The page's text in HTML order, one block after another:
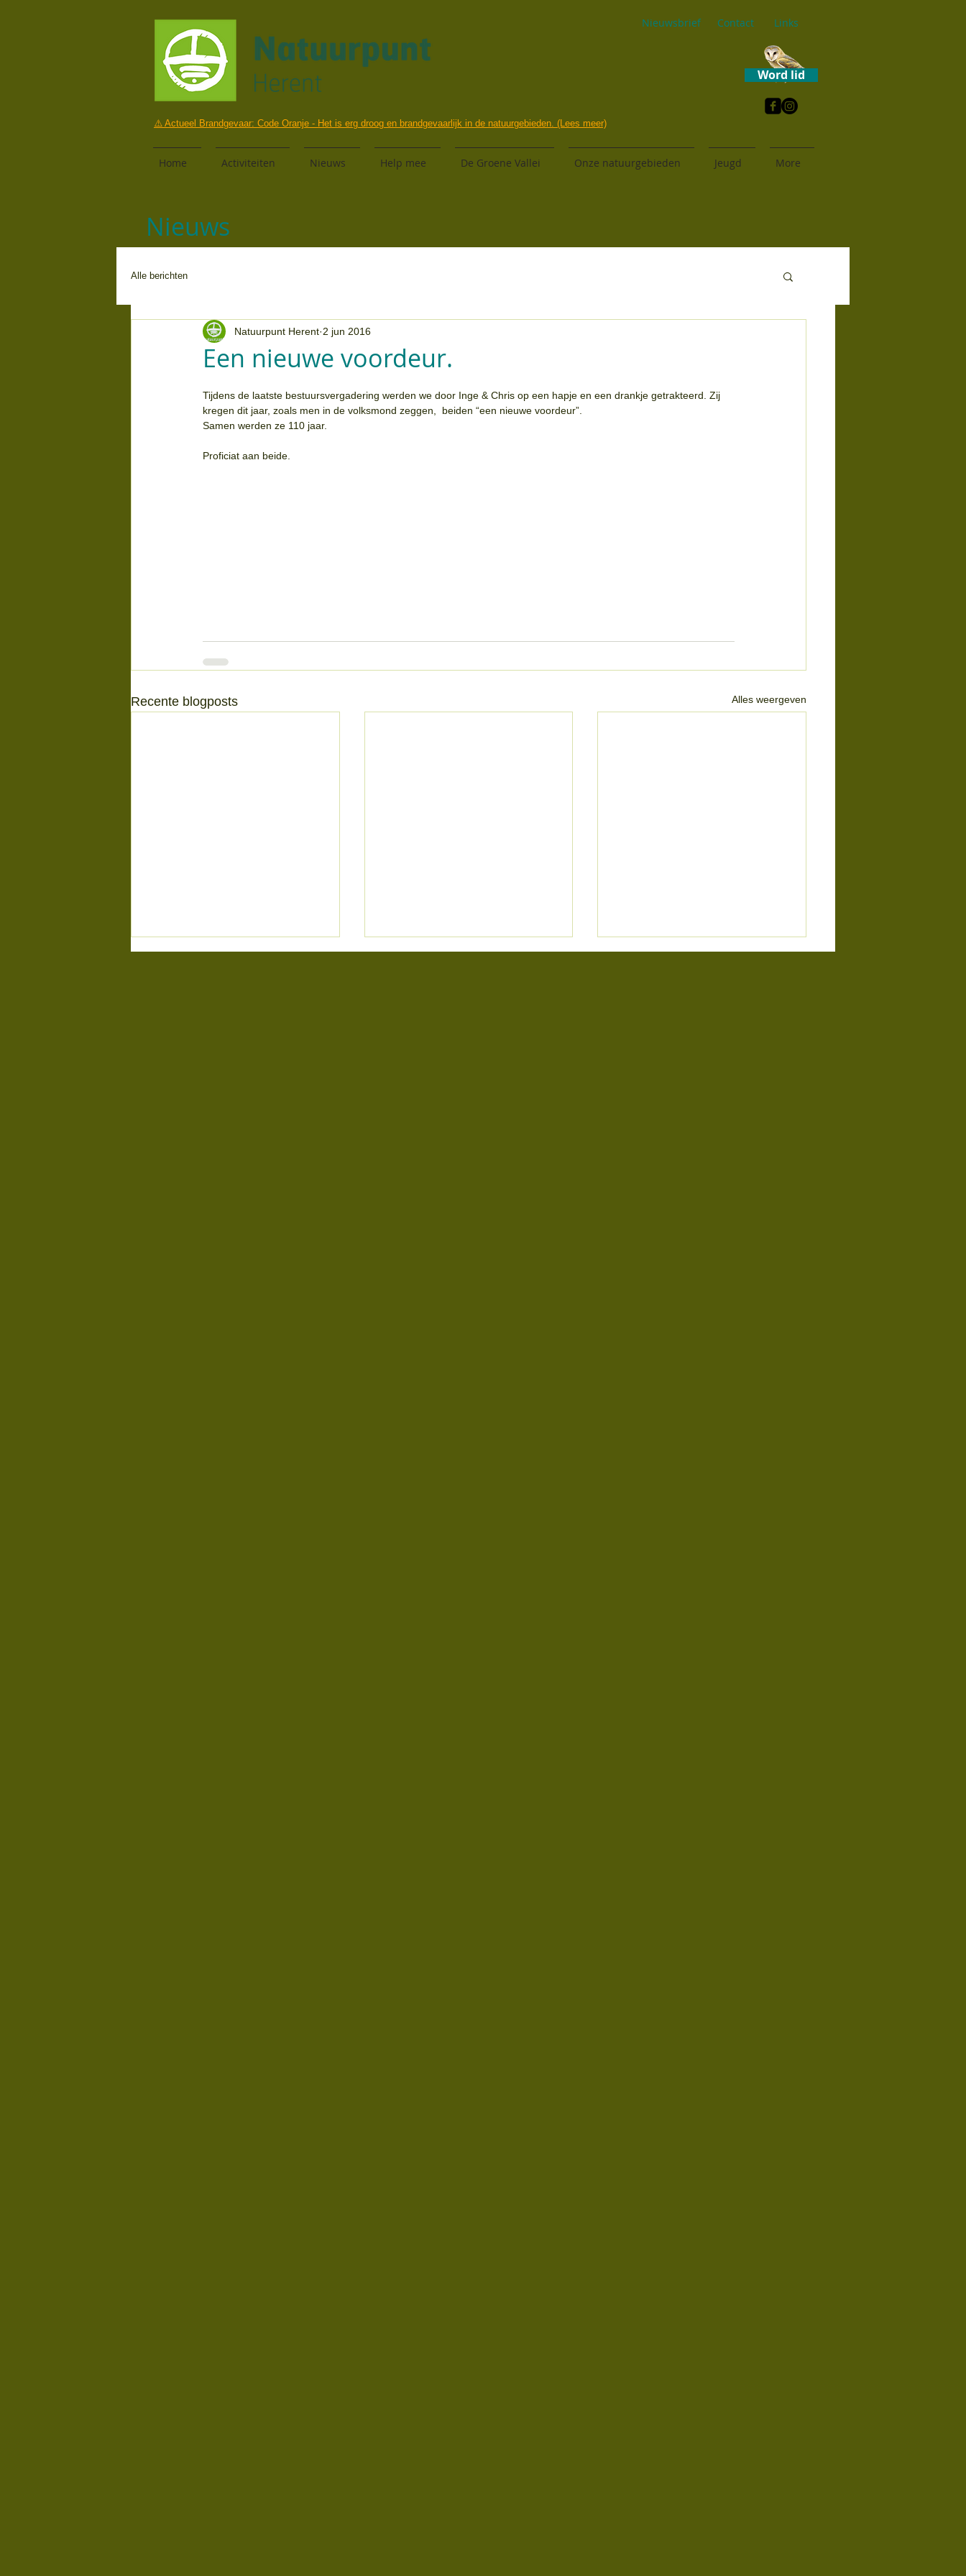
Nieuwsbrief Contact Links
Word lid
⚠️ Actueel Brandgevaar: Code Oranje - Het is erg droog en brandgevaarlijk in de natuurgebieden. (Lees meer)
Home Activiteiten Nieuws Help mee De Groene Vallei Onze natuurgebieden Jeugd More
Nieuws
Alle berichten
Een nieuwe voordeur.
Natuurpunt Herent 2 jun 2016
Tijdens de laatste bestuursvergadering werden we door Inge & Chris op een hapje en een drankje getrakteerd. Zij
kregen dit jaar, zoals men in de volksmond zeggen,  beiden “een nieuwe voordeur”.
Samen werden ze 110 jaar.
Proficiat aan beide.
Recente blogposts Alles weergeven